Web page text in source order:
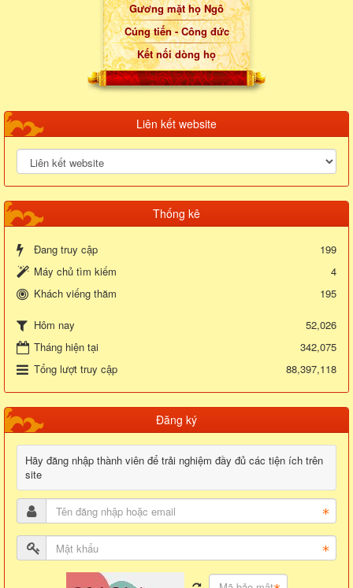
Gương mặt họ Ngô
Cúng tiến - Công đức
Kết nối dòng họ
Liên kết website
Thống kê
Đang truy cập
199
Máy chủ tìm kiếm
4
Khách viếng thăm
195
Hôm nay
52,026
Tháng hiện tại
342,075
Tổng lượt truy cập
88,397,118
Đăng ký
Hãy đăng nhập thành viên để trải nghiệm đầy đủ các tiện ích trên
site